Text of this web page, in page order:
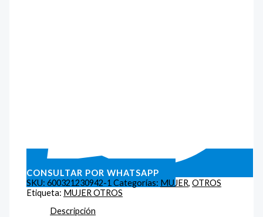
CONSULTAR POR WHATSAPP
SKU:600321230942-1 Categorías: MUJER,OTROS
Etiqueta: MUJER OTROS
Descripción